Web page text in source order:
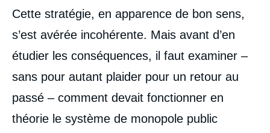
Cette stratégie, en apparence de bon sens,
s’est avérée incohérente. Mais avant d’en
étudier les conséquences, il faut examiner –
sans pour autant plaider pour un retour au
passé – comment devait fonctionner en
théorie le système de monopole public